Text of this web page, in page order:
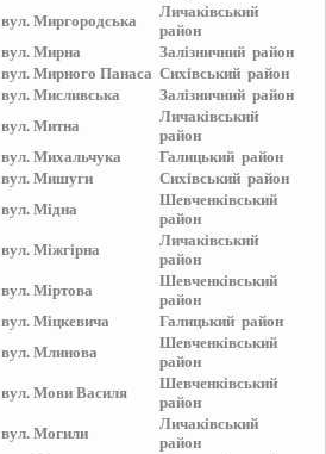
вул. Миргородська
Личаківський
район
вул. Мирна Залізничний район
вул. Мирного Панаса Сихівський район
вул. Мисливська Залізничний район
вул. Митна
Личаківський
район
вул. Михальчука Галицький район
вул. Мишуги Сихівський район
вул. Мідна
Шевченківський
район
вул. Міжгірна
Личаківський
район
вул. Міртова
Шевченківський
район
вул. Міцкевича Галицький район
вул. Млинова
Шевченківський
район
вул. Мови Василя
Шевченківський
район
вул. Могили
Личаківський
район